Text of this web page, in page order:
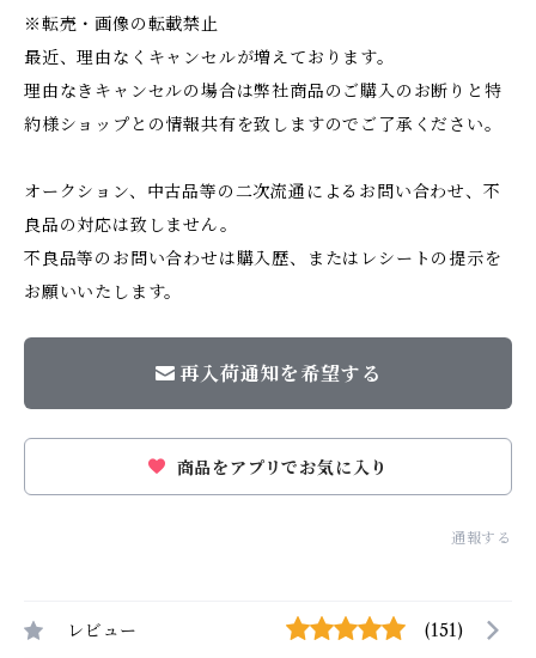
※転売・画像の転載禁止
最近、理由なくキャンセルが増えております。
理由なきキャンセルの場合は弊社商品のご購入のお断りと特
約様ショップとの情報共有を致しますのでご了承ください。
オークション、中古品等の二次流通によるお問い合わせ、不
良品の対応は致しません。
不良品等のお問い合わせは購入歴、またはレシートの提示を
お願いいたします。
再入荷通知を希望する
商品をアプリでお気に入り
通報する
レビュー (151)